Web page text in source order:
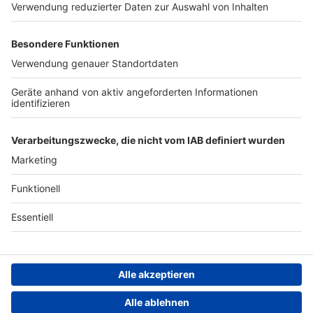
https://www.7days.de/nota
ufnahme WERBUNG Hier
Werbepartnern und
„NotAufnahme“:
https://linktr.ee/notaufnah
Schickt gerne eine E-Mail
Werben
Archiv
ANTENNE BAYERN GROUP
Stiftung ANTENNE BAYERN
hilft
Teilnahmebedingungen
Grounding Page ANTENNE
BAYERN
Datenschutz­erklärung
einstellungen
Persönliche Datenkontrolle